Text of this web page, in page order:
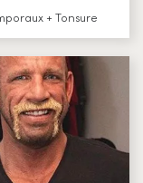
+ Tonsure